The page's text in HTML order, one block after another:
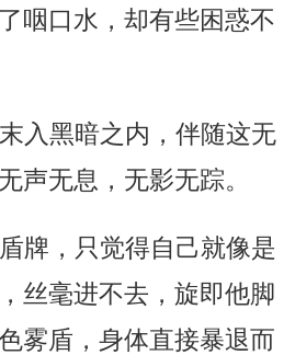
咽口水，却有些困惑不
入黑暗之内，伴随这无
声无息，无影无踪。
牌，只觉得自己就像是
丝毫进不去，旋即他脚
雾盾，身体直接暴退而